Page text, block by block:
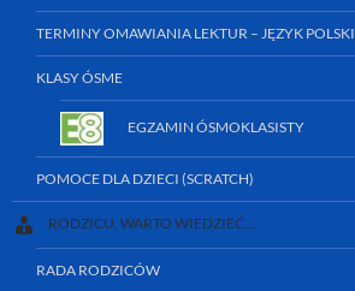
TERMINY OMAWIANIA LEKTUR – JĘZYK POLSKI
KLASY ÓSME
EGZAMIN ÓSMOKLASISTY
POMOCE DLA DZIECI (SCRATCH)
RODZICU, WARTO WIEDZIEĆ…
RADA RODZICÓW